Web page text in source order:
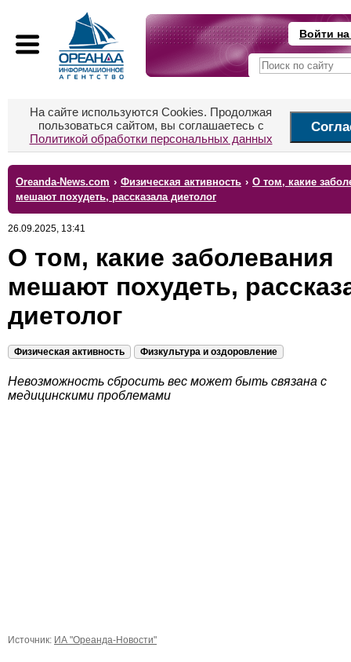
Войти
На сайте используются Cookies. Продолжая
пользоваться сайтом, вы соглашаетесь с
Политикой обработки персональных данных
Oreanda-News.com › Физическая активность › О том, какие
мешают похудеть, рассказала диетолог
26.09.2025, 13:41
О том, какие заболевания
мешают похудеть,
диетолог
Физическая активность Физкультура и оздоровление
Невозможность сбросить вес может быть связана с
медицинскими проблемами
Источник: ИА "Ореанда-Новости"